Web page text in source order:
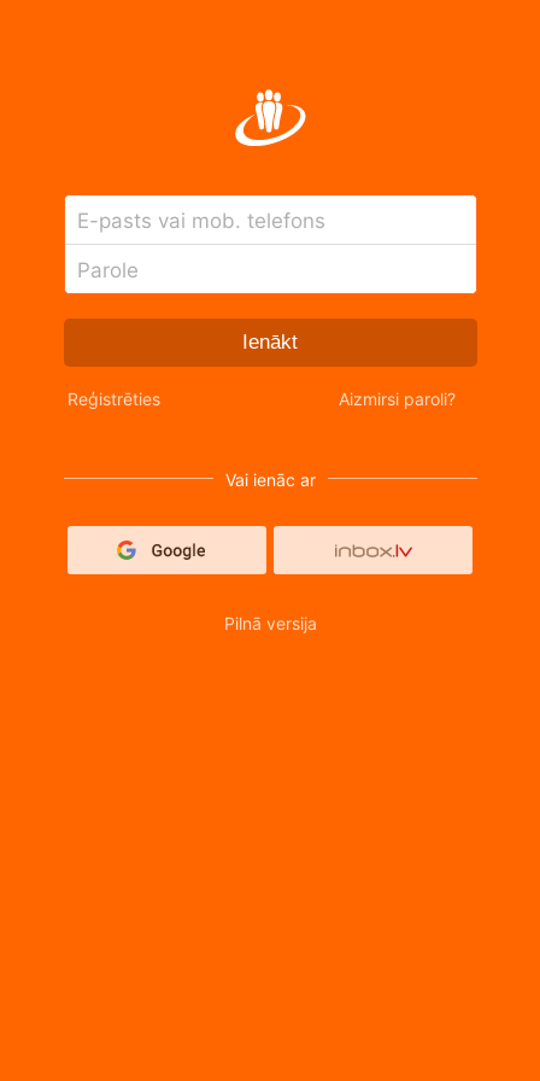
E-pasts vai mob. telefons
Parole
Ienākt
Reģistrēties Aizmirsi paroli?
Vai ienāc ar
Pilnā versija